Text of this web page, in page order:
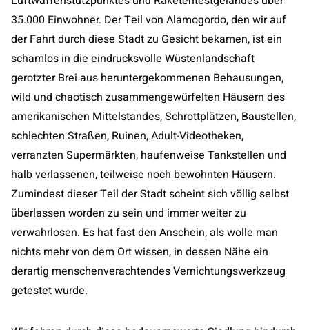
35.000 Einwohner. Der Teil von Alamogordo, den wir auf
der Fahrt durch diese Stadt zu Gesicht bekamen, ist ein
schamlos in die eindrucksvolle Wüstenlandschaft
gerotzter Brei aus heruntergekommenen Behausungen,
wild und chaotisch zusammengewürfelten Häusern des
amerikanischen Mittelstandes, Schrottplätzen, Baustellen,
schlechten Straßen, Ruinen, Adult-Videotheken,
verranzten Supermärkten, haufenweise Tankstellen und
halb verlassenen, teilweise noch bewohnten Häusern.
Zumindest dieser Teil der Stadt scheint sich völlig selbst
überlassen worden zu sein und immer weiter zu
verwahrlosen. Es hat fast den Anschein, als wolle man
nichts mehr von dem Ort wissen, in dessen Nähe ein
derartig menschenverachtendes Vernichtungswerkzeug
getestet wurde.